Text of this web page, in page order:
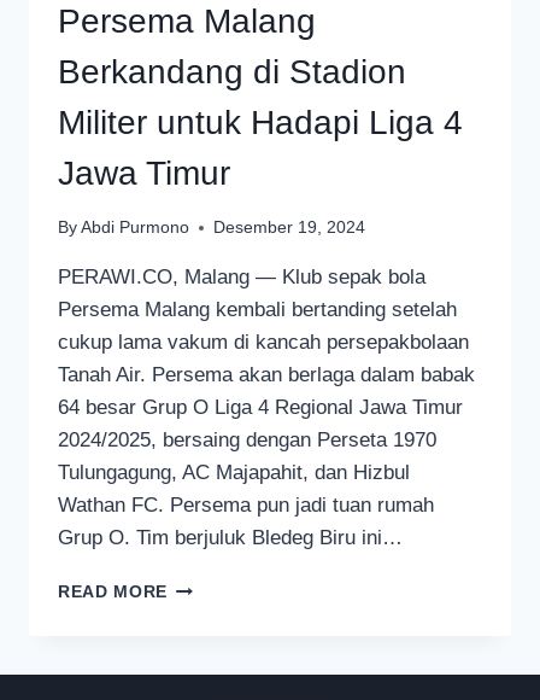
Persema Malang
Berkandang di Stadion
Militer untuk Hadapi Liga 4
Jawa Timur
By Abdi Purmono Desember 19, 2024
PERAWI.CO, Malang — Klub sepak bola
Persema Malang kembali bertanding setelah
cukup lama vakum di kancah persepakbolaan
Tanah Air. Persema akan berlaga dalam babak
64 besar Grup O Liga 4 Regional Jawa Timur
2024/2025, bersaing dengan Perseta 1970
Tulungagung, AC Majapahit, dan Hizbul
Wathan FC. Persema pun jadi tuan rumah
Grup O. Tim berjuluk Bledeg Biru ini…
READ MORE PERSEMA